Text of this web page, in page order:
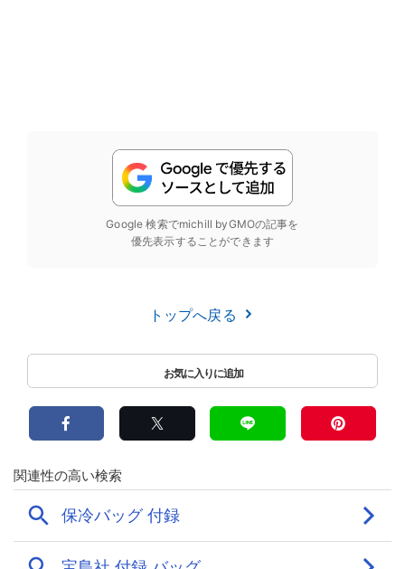
Google 検索でmichill byGMOの記事を
優先表示することができます
トップへ戻る